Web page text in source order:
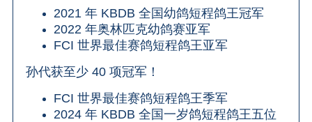
2021 年 KBDB 全国幼鸽短程鸽王冠军
2022 年奥林匹克幼鸽赛亚军
FCI 世界最佳赛鸽短程鸽王亚军
孙代获至少 40 项冠军！
FCI 世界最佳赛鸽短程鸽王季军
2024 年 KBDB 全国一岁鸽短程鸽王五位